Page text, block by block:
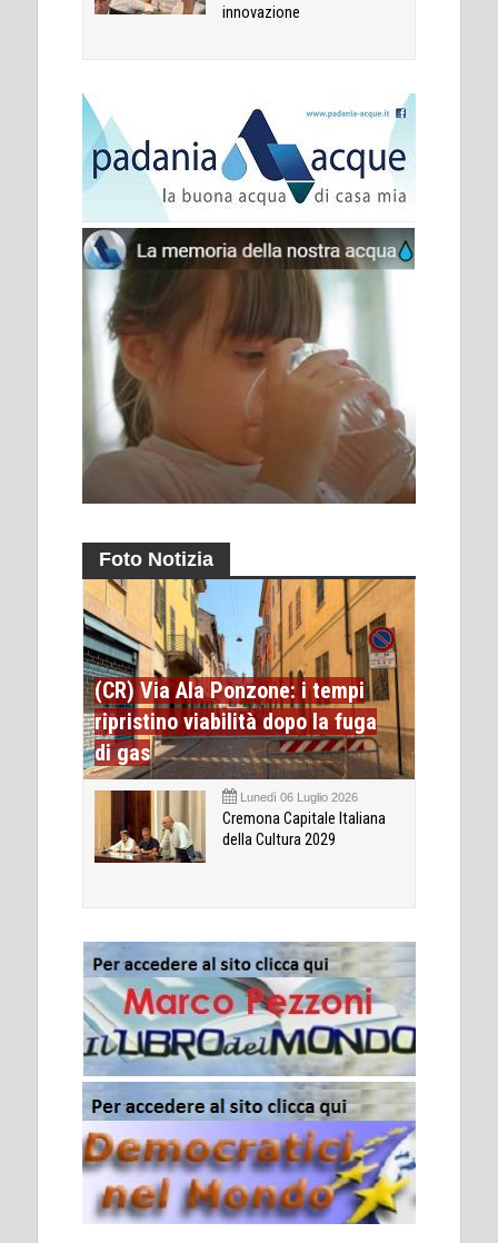
innovazione
Foto Notizia
(CR) Via Ala Ponzone: i tempi
ripristino viabilità dopo la fuga
di gas
Lunedì 06 Luglio 2026
Cremona Capitale Italiana
della Cultura 2029